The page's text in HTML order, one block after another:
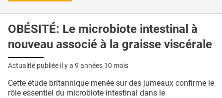
OBÉSITÉ: Le microbiote intestinal à
nouveau associé à la graisse viscérale
Actualité publiée il y a 9 années 10 mois
Cette étude britannique menée sur des jumeaux confirme le
rôle essentiel du microbiote intestinal dans le